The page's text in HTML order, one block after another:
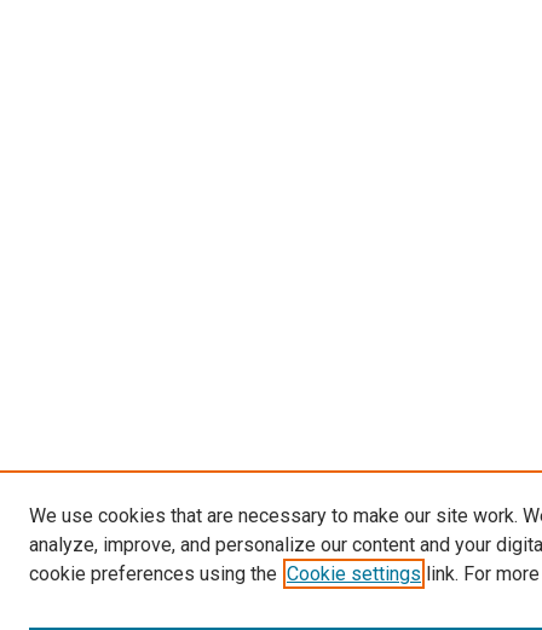
We use cookies that are necessary to make our site work.
analyze, improve, and personalize our content and your
cookie preferences using the Cookie settings link. For